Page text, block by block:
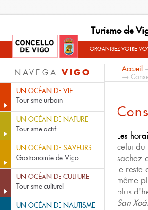
Turismo de
ORGANISEZ VOTRE
NAVEGA VIGO
UN OCÉAN DE VIE
Tourisme urbain
UN OCÉAN DE NATURE
Tourisme actif
UN OCÉAN DE SAVEURS
Gastronomie de Vigo
UN OCÉAN DE CULTURE
Tourisme culturel
UN OCÉAN DE NAUTISME
Accueil
→
Les
celui du
sachez
le
même
plus
San